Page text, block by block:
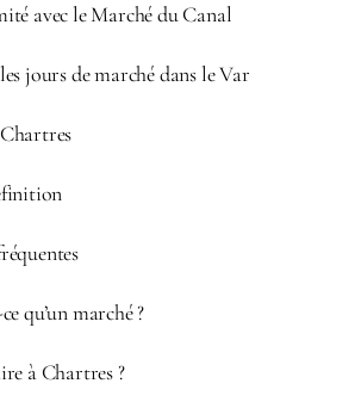
avec le Marché du Canal
jours de marché dans le Var
qu’un marché ?
à Chartres ?